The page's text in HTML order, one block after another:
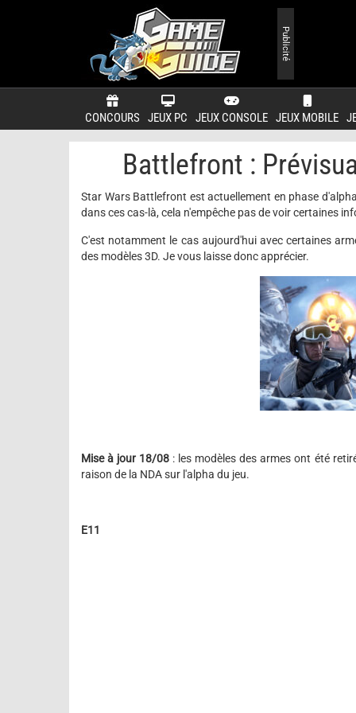
CONCOURS JEUX PC JEUX CONSOLE JEUX MOBILE
Publicité
Battlefront :
Star Wars Battlefront est actuellement en phase
dans ces cas-là, cela n'empêche pas de voir certaines
C'est notamment le cas aujourd'hui avec certaines
des modèles 3D. Je vous laisse donc apprécier.
Mise à jour 18/08 : les modèles des armes ont été
raison de la NDA sur l'alpha du jeu.
E11